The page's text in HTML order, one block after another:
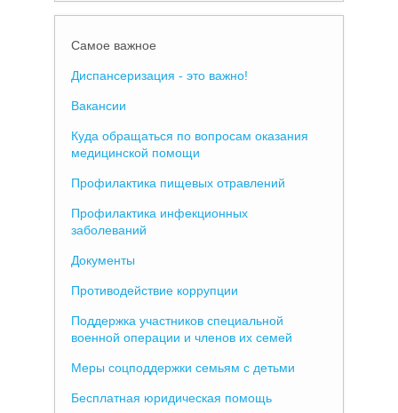
Самое важное
Диспансеризация - это важно!
Вакансии
Куда обращаться по вопросам оказания
медицинской помощи
Профилактика пищевых отравлений
Профилактика инфекционных
заболеваний
Документы
Противодействие коррупции
Поддержка участников специальной
военной операции и членов их семей
Меры соцподдержки семьям с детьми
Бесплатная юридическая помощь